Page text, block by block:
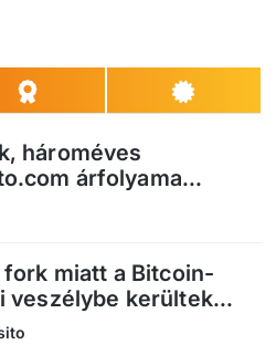
hároméves
árfolyama...
fork miatt a Bitcoin-
veszélybe kerültek...